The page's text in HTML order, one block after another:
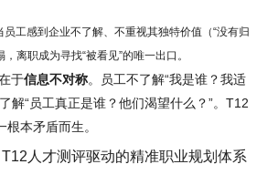
员工感到企业不了解、不重视其独特价值（“没有归
离职成为寻找“被看见”的唯一出口。
于信息不对称。员工不了解“我是谁？我适
解“员工真正是谁？他们渴望什么？”。T12
本矛盾而生。
人才测评驱动的精准职业规划体系